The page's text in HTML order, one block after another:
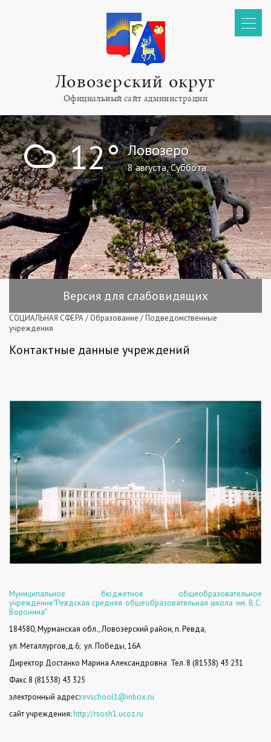
Ловозерский округ
Официальный сайт администрации
! 12° Ловозеро
8 августа, Суббота
Версия для слабовидящих
СОЦИАЛЬНАЯ СФЕРА/ Образование / Подведомственные
учреждения
Контактные данные учреждений
Муниципальное бюджетное общеобразовательное
учреждение"Ревдская средняя общеобразовательная школа им. В.С.
Воронина"
184580, Мурманская обл., Ловозерский район, п. Ревда,
ул. Металлургов,д.6; ул. Победы, 16А
Директор Достанко Марина Александровна Тел. 8 (81538) 43 231
Факс 8 (81538) 43 325
электронный адрес:revschool1@inbox.ru
сайт учреждения:http://rsosh1.ucoz.ru